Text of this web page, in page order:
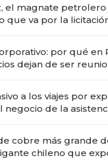
el magnate petrolero
que va por la
por qué en
dejan de ser
a los viajes por
negocio de la
cobre más grande
chileno que